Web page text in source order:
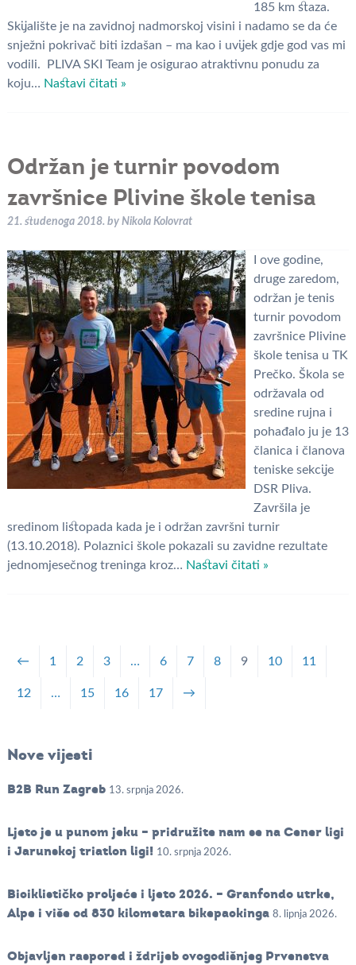
185 km staza.
Skijalište je na zavidnoj nadmorskoj visini i nadamo se da će
snježni pokrivač biti izdašan – ma kao i uvijek gdje god vas mi
vodili. PLIVA SKI Team je osigurao atraktivnu ponudu za
koju… Nastavi čitati »
Održan je turnir povodom
završnice Plivine škole tenisa
21. studenoga 2018. by Nikola Kolovrat
I ove godine,
druge zaredom,
održan je tenis
turnir povodom
završnice Plivine
škole tenisa u TK
Prečko. Škola se
održavala od
sredine rujna i
pohađalo ju je 13
članica i članova
teniske sekcije
DSR Pliva.
Završila je
sredinom listopada kada je i održan završni turnir
(13.10.2018). Polaznici škole pokazali su zavidne rezultate
jednomjesečnog treninga kroz… Nastavi čitati »
← 1 2 3 … 6 7 8 9 10 11
12 … 15 16 17 →
Nove vijesti
B2B Run Zagreb 13. srpnja 2026.
Ljeto je u punom jeku – pridružite nam se na Cener ligi
i Jarunskoj triatlon ligi! 10. srpnja 2026.
Biciklističko proljeće i ljeto 2026. – Granfondo utrke,
Alpe i više od 830 kilometara bikepackinga 8. lipnja 2026.
Objavljen raspored i ždrijeb ovogodišnjeg Prvenstva